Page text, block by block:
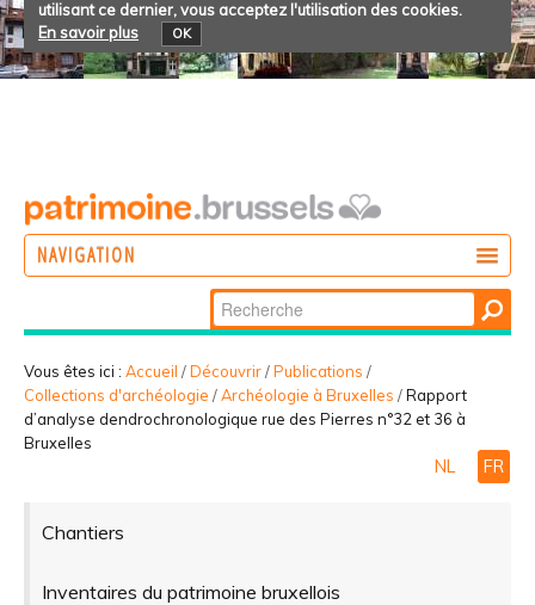
utilisant ce dernier, vous acceptez l'utilisation des cookies.
En savoir plus
OK
NAVIGATION
PARTICIPER
Chercher par
Recherche
avancée…
Vous êtes ici : Accueil /Découvrir/Publications /
Collections d'archéologie /Archéologie à Bruxelles /Rapport
d’analyse dendrochronologique rue des Pierres n°32 et 36 à
Bruxelles
NL FR
Chantiers
Inventaires du patrimoine bruxellois